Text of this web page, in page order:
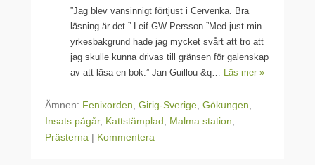
”Jag blev vansinnigt förtjust i Cervenka. Bra
läsning är det.” Leif GW Persson ”Med just min
yrkesbakgrund hade jag mycket svårt att tro att
jag skulle kunna drivas till gränsen för galenskap
av att läsa en bok.” Jan Guillou &q… Läs mer »
Ämnen: Fenixorden, Girig-Sverige, Gökungen,
Insats pågår, Kattstämplad, Malma station,
Prästerna | Kommentera